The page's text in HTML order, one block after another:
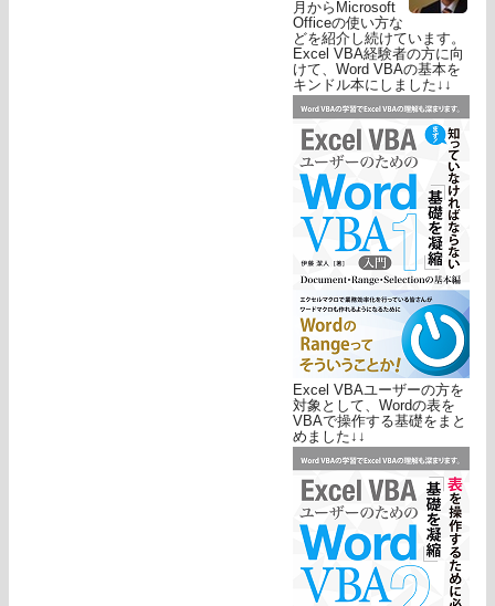
月からMicrosoft
Officeの使い方な
どを紹介し続けています。
Excel VBA経験者の方に向
けて、Word VBAの基本を
キンドル本にしました↓↓
Excel VBAユーザーの方を
対象として、Wordの表を
VBAで操作する基礎をまと
めました↓↓